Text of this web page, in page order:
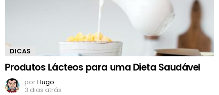
DICAS
Produtos Lácteos para uma Dieta Saudável
porHugo
3 dias atrás